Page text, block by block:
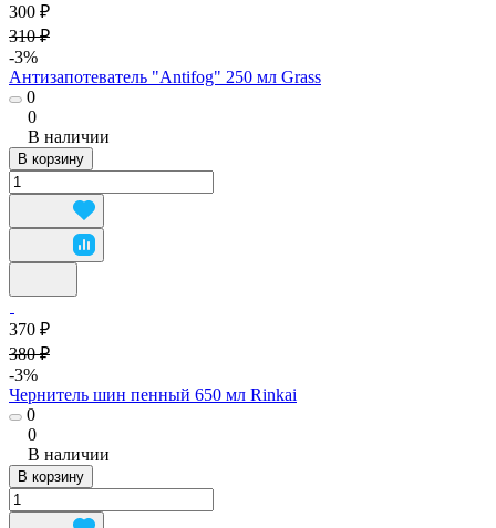
300 ₽
310 ₽
-3%
Антизапотеватель "Antifog" 250 мл Grass
0
0
В наличии
В корзину
370 ₽
380 ₽
-3%
Чернитель шин пенный 650 мл Rinkai
0
0
В наличии
В корзину